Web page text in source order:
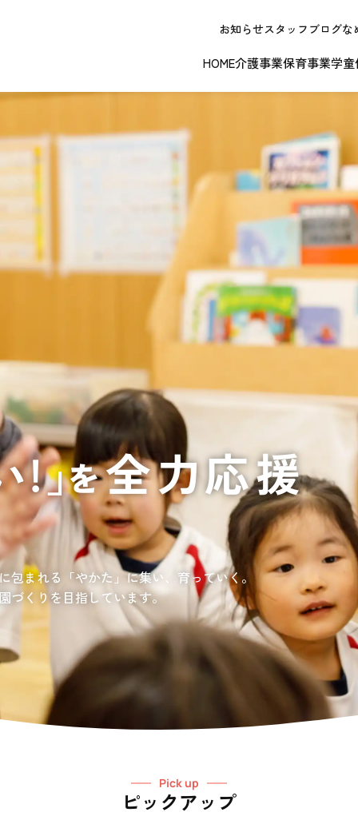
お知らせスタッフブログな
HOME介護事業
江南エリア 岐阜エリ
複数条件検索
もらいたい
リハビリを受けたい
ハビリを受けたい
施設等に短期宿泊して介護、
らって
受けたい
通いや短期宿泊を組み合わせて介護、
リハビリを受けたい
童を利用したい
保育事業
ジョイフルドーム前こども園 ジョイフル多治
学
理念 / クレ
法人沿革
ノーリフティングポリシー 介護記録シ
サンサン研修センター
ボランティアに関する
退職者実務
発行申請
顔が溢れている介護を目指して。
介護関連事業所を運営する
高まる介護ニーズに幅広く対応していきます。
まれる「やかた」に集い、育っていく。
づくりを目指しています。
放課後安心して過ごせる環境を提供するとともに、
にも力を入れて行っている学童保育所です。
Pick up
ピックアップ